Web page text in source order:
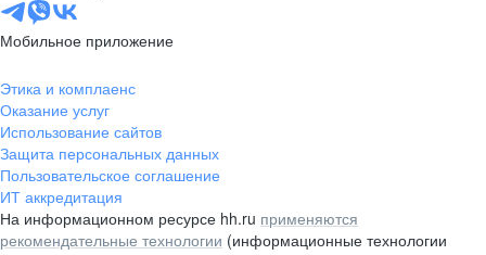
Мобильное приложение
Этика и комплаенс
Оказание услуг
Использование сайтов
Защита персональных данных
Пользовательское соглашение
ИТ аккредитация
На информационном ресурсе hh.ru применяются
рекомендательные технологии (информационные технологии